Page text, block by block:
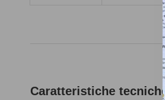
Caratteristiche tecniche